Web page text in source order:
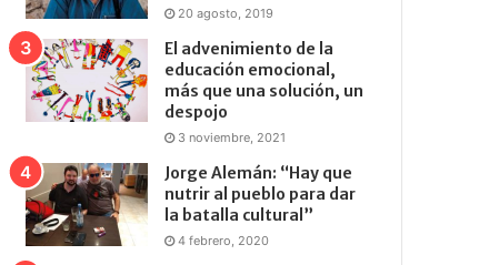
20 agosto, 2019
El advenimiento de la
educación emocional,
más que una solución, un
despojo
3 noviembre, 2021
Jorge Alemán: “Hay que
nutrir al pueblo para dar
la batalla cultural”
4 febrero, 2020